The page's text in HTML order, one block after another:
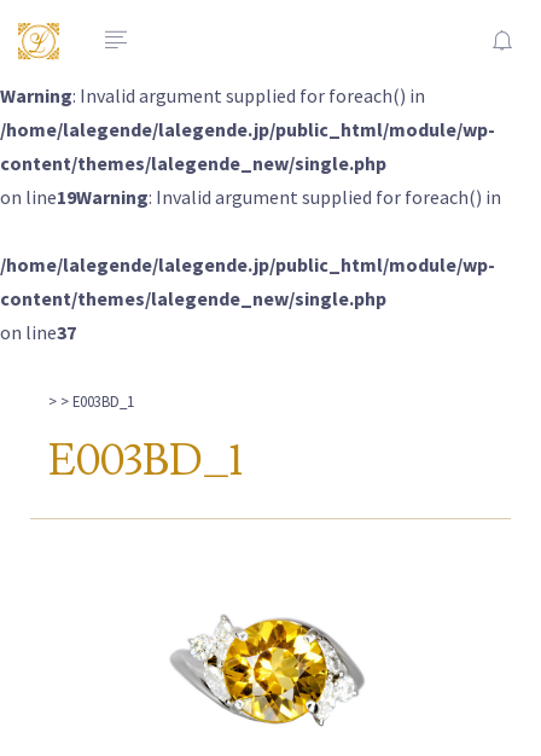
Warning: Invalid argument supplied for foreach() in
/home/lalegende/lalegende.jp/public_html/module/wp-
content/themes/lalegende_new/single.php
on line19Warning: Invalid argument supplied for foreach() in
/home/lalegende/lalegende.jp/public_html/module/wp-
content/themes/lalegende_new/single.php
on line37
> > E003BD_1
E003BD_1